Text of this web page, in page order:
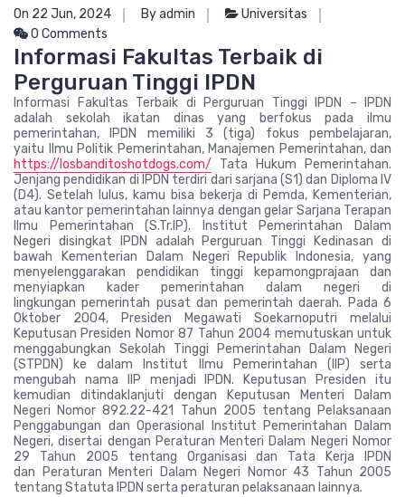
On 22 Jun, 2024 By admin
Universitas
0 Comments
Informasi Fakultas Terbaik di
Perguruan Tinggi IPDN
Informasi Fakultas Terbaik di Perguruan Tinggi IPDN – IPDN
adalah sekolah ikatan dinas yang berfokus pada ilmu
pemerintahan, IPDN memiliki 3 (tiga) fokus pembelajaran,
yaitu Ilmu Politik Pemerintahan, Manajemen Pemerintahan, dan
https://losbanditoshotdogs.com/ Tata Hukum Pemerintahan.
Jenjang pendidikan di IPDN terdiri dari sarjana (S1) dan Diploma IV
(D4). Setelah lulus, kamu bisa bekerja di Pemda, Kementerian,
atau kantor pemerintahan lainnya dengan gelar Sarjana Terapan
Ilmu Pemerintahan (S.Tr.IP). Institut Pemerintahan Dalam
Negeri disingkat IPDN adalah Perguruan Tinggi Kedinasan di
bawah Kementerian Dalam Negeri Republik Indonesia, yang
menyelenggarakan pendidikan tinggi kepamongprajaan dan
menyiapkan kader pemerintahan dalam negeri di
lingkungan pemerintah pusat dan pemerintah daerah. Pada 6
Oktober 2004, Presiden Megawati Soekarnoputri melalui
Keputusan Presiden Nomor 87 Tahun 2004 memutuskan untuk
menggabungkan Sekolah Tinggi Pemerintahan Dalam Negeri
(STPDN) ke dalam Institut Ilmu Pemerintahan (IIP) serta
mengubah nama IIP menjadi IPDN. Keputusan Presiden itu
kemudian ditindaklanjuti dengan Keputusan Menteri Dalam
Negeri Nomor 892.22-421 Tahun 2005 tentang Pelaksanaan
Penggabungan dan Operasional Institut Pemerintahan Dalam
Negeri, disertai dengan Peraturan Menteri Dalam Negeri Nomor
29 Tahun 2005 tentang Organisasi dan Tata Kerja IPDN
dan Peraturan Menteri Dalam Negeri Nomor 43 Tahun 2005
tentang Statuta IPDN serta peraturan pelaksanaan lainnya.